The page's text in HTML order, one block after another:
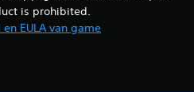
is prohibited.
EULA van game